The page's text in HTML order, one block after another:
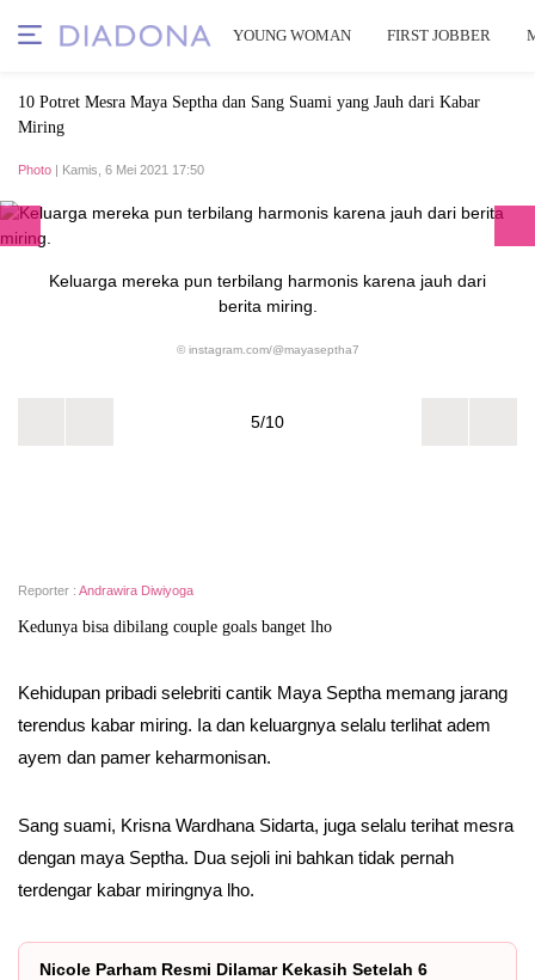
YOUNG WOMAN FIRST JOBBER
10 Potret Mesra Maya Septha dan Sang Suami yang Jauh dari Kabar
Miring
Photo | Kamis, 6 Mei 2021 17:50
Keluarga mereka pun terbilang harmonis karena jauh dari
berita miring.
© instagram.com/@mayaseptha7
5/10
Reporter : Andrawira Diwiyoga
Kedunya bisa dibilang couple goals banget lho
Kehidupan pribadi selebriti cantik Maya Septha memang jarang
terendus kabar miring. Ia dan keluargnya selalu terlihat adem
ayem dan pamer keharmonisan.
Sang suami, Krisna Wardhana Sidarta, juga selalu terihat mesra
dengan maya Septha. Dua sejoli ini bahkan tidak pernah
terdengar kabar miringnya lho.
Nicole Parham Resmi Dilamar Kekasih Setelah 6